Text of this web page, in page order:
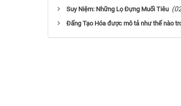
Suy Niệm: Những Lọ Ðựng Muối Tiêu
Đấng Tạo Hóa được mô tả như thế nào